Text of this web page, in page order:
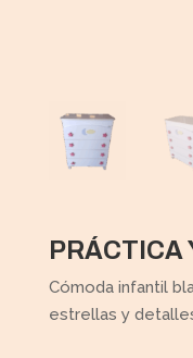
PRÁCTICA
Cómoda infantil
estrellas y